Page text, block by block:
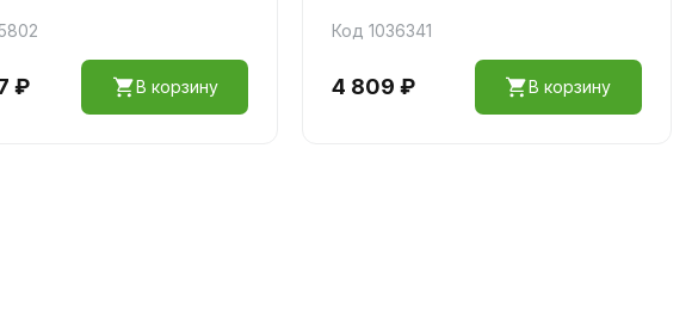
₽ В корзину
Код 1036341
4 809 ₽ В корзину